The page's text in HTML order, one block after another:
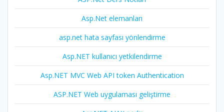
Asp.Net elemanları
asp.net hata sayfası yönlendirme
Asp.NET kullanıcı yetkilendirme
Asp.NET MVC Web API token Authentication
ASP.NET Web uygulaması geliştirme